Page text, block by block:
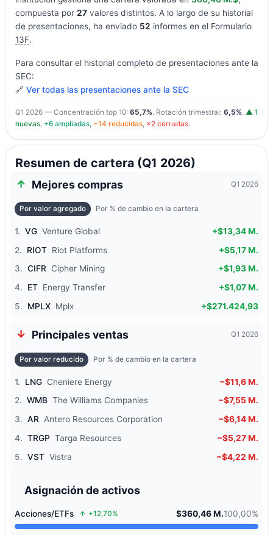
compuesta por 27valores distintos. A lo largo de su historial
de presentaciones, ha enviado 52 informes en el Formulario
13F.
Para consultar el historial completo de presentaciones ante la
SEC:
🔗 Ver todas las presentaciones ante la SEC
Q1 2026 — Concentración top 10: 65,7%. Rotación trimestral: 6,5%. ▲ 1
nuevas, +6 ampliadas, −14 reducidas, ×2 cerradas.
Resumen de cartera (Q1 2026)
Mejores compras Q1 2026
Por valor agregado Por % de cambio en la cartera
1. VG Venture Global
+$13,34 M.
2.
RIOT Riot Platforms
+$5,17 M.
3. CIFR Cipher Mining
+$1,93 M.
4.
ET Energy Transfer
+$1,07 M.
5.
MPLX Mplx +$271.424,93
Principales ventas Q1 2026
Por valor reducido Por % de cambio en la cartera
1. LNG Cheniere Energy
−$11,6 M.
2. WMB The Williams Companies
−$7,55 M.
3. AR Antero Resources Corporation
−$6,14 M.
4. TRGP Targa Resources
−$5,27 M.
5. VST Vistra −$4,22 M.
Asignación de activos
Acciones/ETFs +12,70% $360,46 M.100,00%